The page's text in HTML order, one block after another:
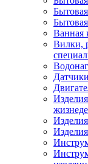
Ванная
Вилки,